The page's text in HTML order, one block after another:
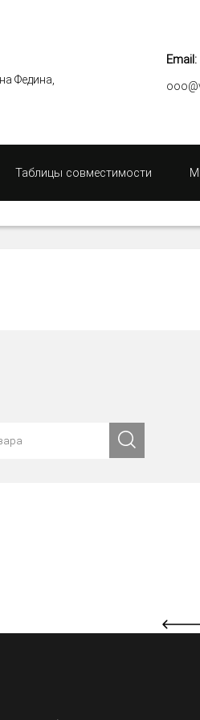
Федина,
Email:
Таблицы совместимости